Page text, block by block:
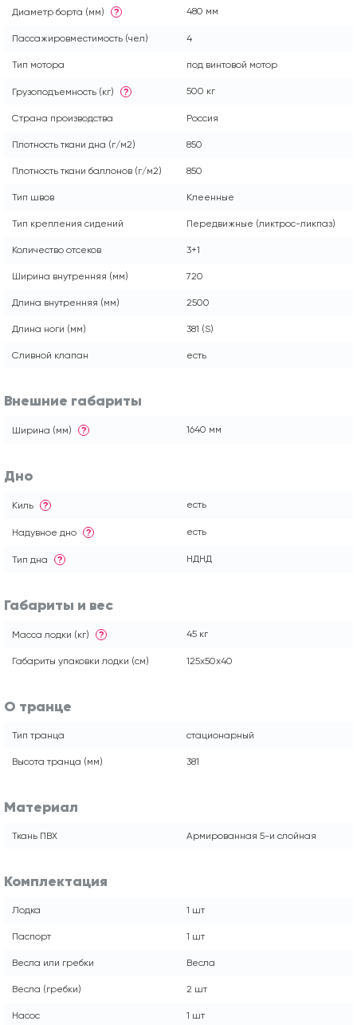
Диаметр борта (мм) ? 480 мм
Пассажировместимость (чел) 4
Тип мотора под винтовой мотор
Грузоподъемность (кг) ? 500 кг
Страна производства Россия
Плотность ткани дна (г/м2) 850
Плотность ткани баллонов (г/м2) 850
Тип швов Клеенные
Тип крепления сидений Передвижные (ликтрос-ликпаз)
Количество отсеков 3+1
Ширина внутренняя (мм) 720
Длина внутренняя (мм) 2500
Длина ноги (мм) 381 (S)
Сливной клапан есть
Внешние габариты
Ширина (мм) ? 1640 мм
Дно
Киль ? есть
Надувное дно ? есть
Тип дна ? НДНД
Габариты и вес
Масса лодки (кг) ? 45 кг
Габариты упаковки лодки (см) 125x50x40
О транце
Тип транца стационарный
Высота транца (мм) 381
Материал
Ткань ПВХ Армированная 5-и слойная
Комплектация
Лодка 1 шт
Паспорт 1 шт
Весла или гребки Весла
Весла (гребки) 2 шт
Насос 1 шт